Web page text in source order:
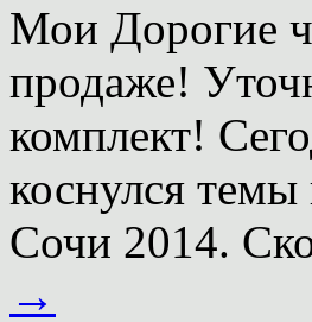
Мои Дорогие
продаже!
комплект!
коснулся
Сочи 2014.
→